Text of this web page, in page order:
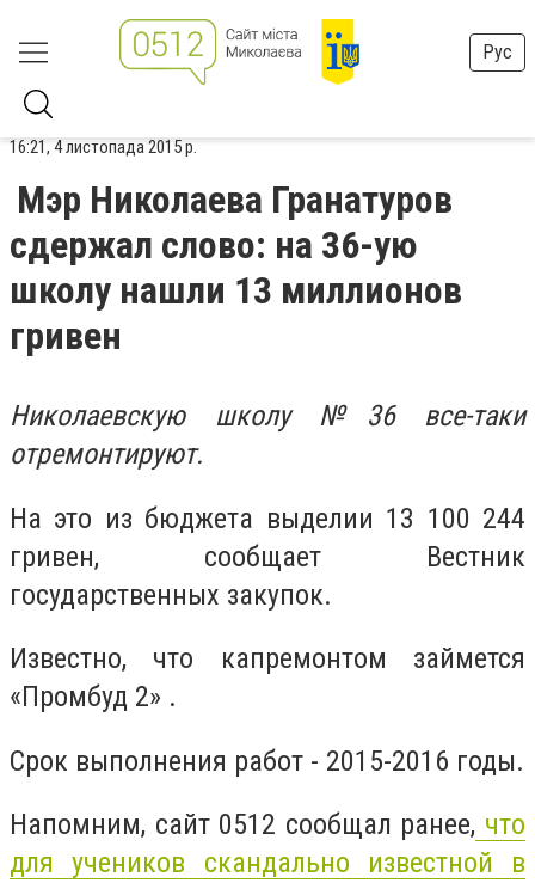
Рус
16:21, 4 листопада 2015 р.
Мэр Николаева Гранатуров
сдержал слово: на 36-ую
школу нашли 13 миллионов
гривен
Николаевскую школу №36 все-таки
отремонтируют.
На это из бюджета выделии 13 100 244
гривен, сообщает Вестник
государственных закупок.
Известно, что капремонтом займется
«Промбуд 2» .
Срок выполнения работ - 2015-2016 годы.
Напомним, сайт 0512 сообщал ранее, что
для учеников скандально известной в